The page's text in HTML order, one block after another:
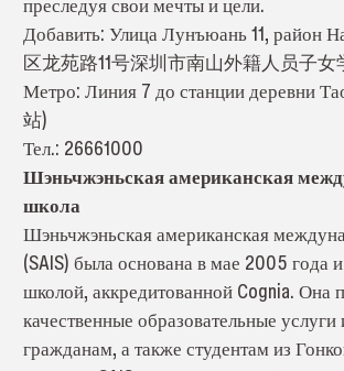
Добавить: Улица Лунъюань 11, район
区龙苑路11号深圳市南山外籍人员子女
Метро: Линия 7 до станции деревни
站)
Тел.: 26661000
Шэньчжэньская американская
школа
Шэньчжэньская американская
(SAIS) была основана в мае 2005 года
школой, аккредитованной Cognia. Она
качественные образовательные
гражданам, а также студентам из